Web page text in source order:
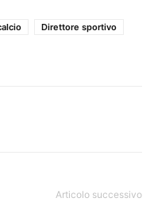
Direttore sportivo
Articolo successivo